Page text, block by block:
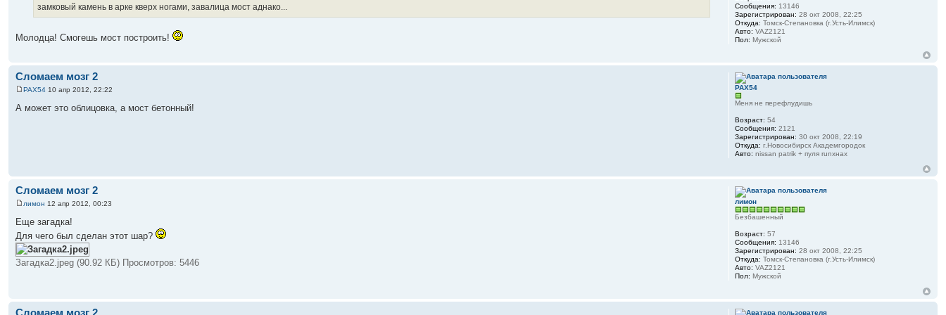
замковый камень в арке кверх ногами, завалица мост аднако...
Молодца! Смогешь мост построить!
Сообщения: 13146
Зарегистрирован: 28 окт 2008, 22:25
Откуда: Томск-Степановка (г.Усть-Илимск)
Авто: VAZ2121
Пол: Мужской
Сломаем мозг 2
PAX54 10 апр 2012, 22:22
А может это облицовка, а мост бетонный!
PAX54
Меня не перефлудишь
Возраст: 54
Сообщения: 2121
Зарегистрирован: 30 окт 2008, 22:19
Откуда: г.Новосибирск Академгородок
Авто: nissan patrik + пуля runxнах
Сломаем мозг 2
лимон 12 апр 2012, 00:23
Еще загадка!
Для чего был сделан этот шар?
Загадка2.jpeg (90.92 КБ) Просмотров: 5446
лимон
Безбашенный
Возраст: 57
Сообщения: 13146
Зарегистрирован: 28 окт 2008, 22:25
Откуда: Томск-Степановка (г.Усть-Илимск)
Авто: VAZ2121
Пол: Мужской
Сломаем мозг 2